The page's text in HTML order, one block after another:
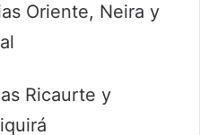
Oriente, Neira y
Ricaurte y